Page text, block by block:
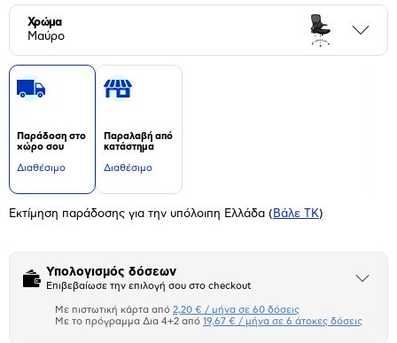
Χρώμα
Μαύρο
Παράδοση στο
χώρο σου
Διαθέσιμο
Παραλαβή από
κατάστημα
Διαθέσιμο
Εκτίμηση παράδοσης για την υπόλοιπη Ελλάδα ( Βάλε ΤΚ)
Υπολογισμός δόσεων
Επιβεβαίωσε την επιλογή σου στο checkout
Άνοιξε
Πιστωτική κάρτα
Με πιστωτική κάρτα από 2,20 € / μήνα σε 60 δόσεις
Με το πρόγραμμα Δια 4+2 από 19,67 € / μήνα σε 6 άτοκες δόσεις